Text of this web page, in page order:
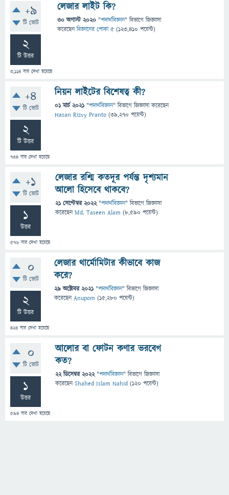
+9
টি ভোট
2
টি উত্তর
3,114 বার দেখা হয়েছে
লেজার লাইট কি?
30 অগাস্ট 2020 "পদার্থবিজ্ঞান" বিভাগে জিজ্ঞাসা
করেছেনবিজ্ঞানের পোকা ৫ (123,410 পয়েন্ট)
+4
টি ভোট
2
টি উত্তর
734 বার দেখা হয়েছে
নিয়ন লাইটের বিশেষত্ব কী?
01 মার্চ 2021 "পদার্থবিজ্ঞান" বিভাগে জিজ্ঞাসাকরেছেন
Hasan Rizvy Pranto (39,270 পয়েন্ট)
+1
টি ভোট
1
উত্তর
576 বার দেখা হয়েছে
লেজার রশ্মি কতদূর পর্যন্ত দৃশ্যমান
আলো হিসেবে থাকবে?
21 সেপ্টেম্বর 2022 "পদার্থবিজ্ঞান" বিভাগে জিজ্ঞাসা
করেছেনMd. Taseen Alam (8,590 পয়েন্ট)
0
টি ভোট
2
টি উত্তর
424 বার দেখা হয়েছে
লেজার থার্মোমিটার কীভাবে কাজ
করে?
29 অক্টোবর 2021 "পদার্থবিজ্ঞান" বিভাগে জিজ্ঞাসা
করেছেনAnupom (15,280 পয়েন্ট)
0
টি ভোট
1
উত্তর
594 বার দেখা হয়েছে
আলোর বা ফোটন কণার ভরবেগ
কত?
22 ডিসেম্বর 2022 "পদার্থবিজ্ঞান" বিভাগে জিজ্ঞাসা
করেছেনShahed Islam Nahid (120 পয়েন্ট)